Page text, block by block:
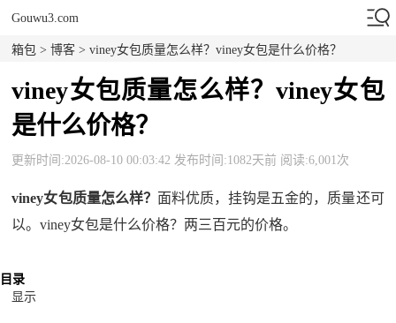
Gouwu3.com
箱包 >博客 > viney女包质量怎么样？viney女包是什么价格？
viney女包质量怎么样？viney女包
是什么价格？
更新时间:2026-08-10 00:03:42 发布时间:1082天前 阅读:6,001次
viney女包质量怎么样？ 面料优质，挂钩是五金的，质量还可
以。viney女包是什么价格？两三百元的价格。
目录
显示